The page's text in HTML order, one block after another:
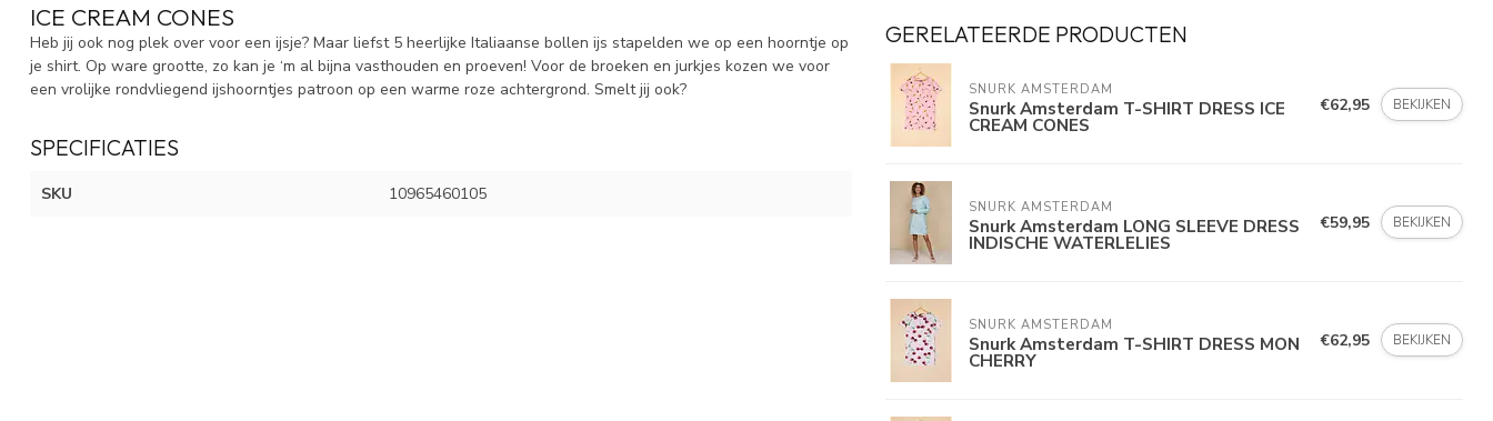
ICE CREAM CONES
Heb jij ook nog plek over voor een ijsje? Maar liefst 5 heerlijke Italiaanse bollen ijs stapelden we op een hoorntje op
je shirt. Op ware grootte, zo kan je ‘m al bijna vasthouden en proeven! Voor de broeken en jurkjes kozen we voor
een vrolijke rondvliegend ijshoorntjes patroon op een warme roze achtergrond. Smelt jij ook?
SPECIFICATIES
SKU 10965460105
GERELATEERDE PRODUCTEN
SNURK AMSTERDAM
Snurk Amsterdam T-SHIRT DRESS ICE
CREAM CONES
€62,95 BEKIJKEN
SNURK AMSTERDAM
Snurk Amsterdam LONG SLEEVE DRESS
INDISCHE WATERLELIES
€59,95 BEKIJKEN
SNURK AMSTERDAM
Snurk Amsterdam T-SHIRT DRESS MON
CHERRY
€62,95 BEKIJKEN